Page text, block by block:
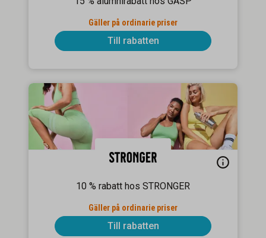
Gäller på ordinarie priser
Till rabatten
10 % rabatt hos STRONGER
Gäller på ordinarie priser
Till rabatten